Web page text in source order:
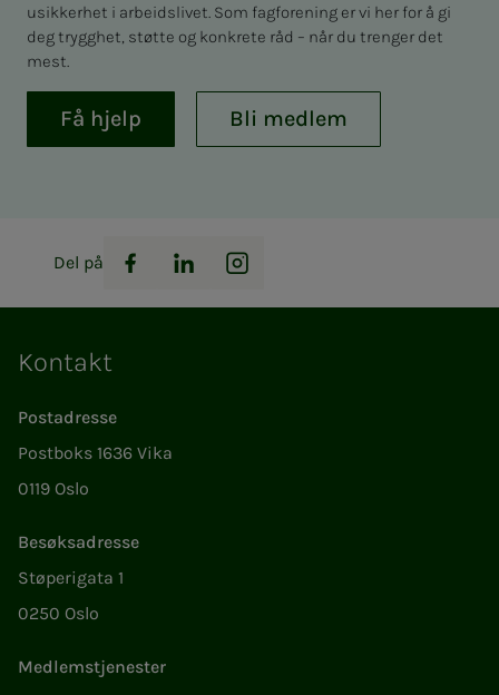
usikkerhet i arbeidslivet. Som fagforening er vi her for å gi
deg trygghet, støtte og konkrete råd – når du trenger det
mest.
Få hjelp Bli medlem
Del på
Facebook
LinkedInInstagram
Kontakt
Postadresse
Postboks 1636 Vika
0119 Oslo
Besøksadresse
Støperigata 1
0250 Oslo
Medlemstjenester